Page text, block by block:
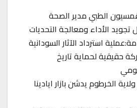
الطبي مدير الصحة
الأداء ومعالجة التحديات
استرداد الآثار السودانية
حقيقية لحماية تاريخ
الخرطوم يدشن بازار ايادينا